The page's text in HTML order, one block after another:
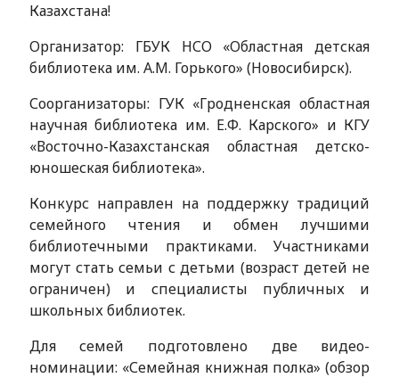
Казахстана!
Организатор: ГБУК НСО «Областная детская
библиотека им. А.М. Горького» (Новосибирск).
Соорганизаторы: ГУК «Гродненская областная
научная библиотека им. Е.Ф. Карского» и КГУ
«Восточно-Казахстанская областная детско-
юношеская библиотека».
Конкурс направлен на поддержку традиций
семейного чтения и обмен лучшими
библиотечными практиками. Участниками
могут стать семьи с детьми (возраст детей не
ограничен) и специалисты публичных и
школьных библиотек.
Для семей подготовлено две видео-
номинации: «Семейная книжная полка» (обзор